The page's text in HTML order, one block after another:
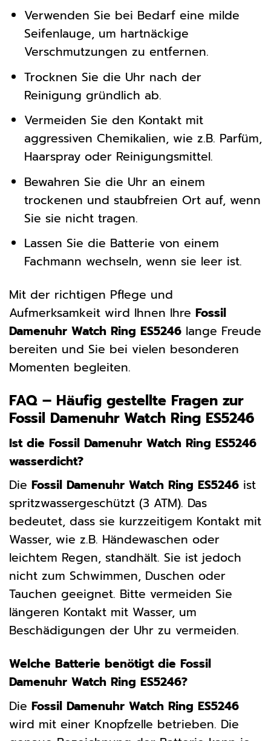
Verwenden Sie bei Bedarf eine milde
Seifenlauge, um hartnäckige
Verschmutzungen zu entfernen.
Trocknen Sie die Uhr nach der
Reinigung gründlich ab.
Vermeiden Sie den Kontakt mit
aggressiven Chemikalien, wie z.B. Parfüm,
Haarspray oder Reinigungsmittel.
Bewahren Sie die Uhr an einem
trockenen und staubfreien Ort auf, wenn
Sie sie nicht tragen.
Lassen Sie die Batterie von einem
Fachmann wechseln, wenn sie leer ist.
Mit der richtigen Pflege und
Aufmerksamkeit wird Ihnen Ihre Fossil
Damenuhr Watch Ring ES5246 lange Freude
bereiten und Sie bei vielen besonderen
Momenten begleiten.
FAQ – Häufig gestellte Fragen zur
Fossil Damenuhr Watch Ring ES5246
Ist die Fossil Damenuhr Watch Ring ES5246
wasserdicht?
Die Fossil Damenuhr Watch Ring ES5246 ist
spritzwassergeschützt (3 ATM). Das
bedeutet, dass sie kurzzeitigem Kontakt mit
Wasser, wie z.B. Händewaschen oder
leichtem Regen, standhält. Sie ist jedoch
nicht zum Schwimmen, Duschen oder
Tauchen geeignet. Bitte vermeiden Sie
längeren Kontakt mit Wasser, um
Beschädigungen der Uhr zu vermeiden.
Welche Batterie benötigt die Fossil
Damenuhr Watch Ring ES5246?
Die Fossil Damenuhr Watch Ring ES5246
wird mit einer Knopfzelle betrieben. Die